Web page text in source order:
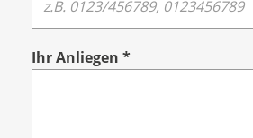
Ihr Anliegen *